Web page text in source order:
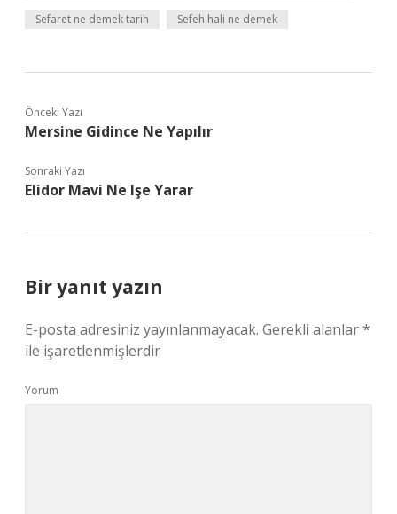
Sefaret ne demek tarih Sefeh hali ne demek
Önceki Yazı
Mersine Gidince Ne Yapılır
Sonraki Yazı
Elidor Mavi Ne Işe Yarar
Bir yanıt yazın
E-posta adresiniz yayınlanmayacak. Gerekli alanlar*
ile işaretlenmişlerdir
Yorum